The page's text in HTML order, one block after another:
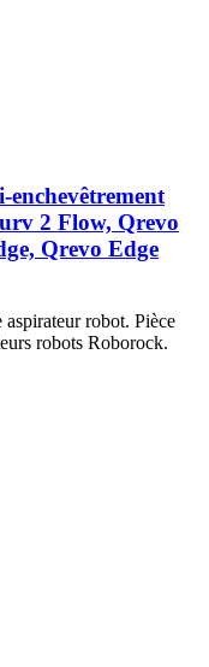
2 Flow, Qrevo
Qrevo Edge
robot. Pièce
robots Roborock.